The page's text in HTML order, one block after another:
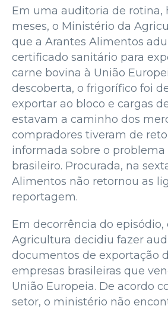
Em uma auditoria de rotina,
meses, o Ministério da
que a Arantes Alimentos
certificado sanitário para
carne bovina à União
descoberta, o frigorífico foi
exportar ao bloco e cargas
estavam a caminho dos
compradores tiveram de
informada sobre o
brasileiro. Procurada, na
Alimentos não retornou as
reportagem.
Em decorrência do episódio,
Agricultura decidiu fazer
documentos de exportação
empresas brasileiras que
União Europeia. De acordo
setor, o ministério não